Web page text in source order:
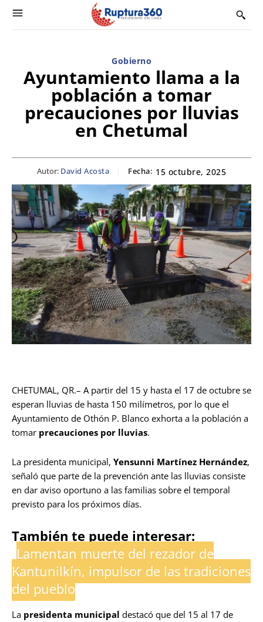
Gobierno
Ayuntamiento llama a la
población a tomar
precauciones por lluvias
en Chetumal
Autor: David Acosta Fecha: 15 octubre, 2025
CHETUMAL, QR.– A partir del 15 y hasta el 17 de octubre se
esperan lluvias de hasta 150 milímetros, por lo que el
Ayuntamiento de Othón P. Blanco exhorta a la población a
tomar precauciones por lluvias.
La presidenta municipal, Yensunni Martínez Hernández,
señaló que parte de la prevención ante las lluvias consiste
en dar aviso oportuno a las familias sobre el temporal
previsto para los próximos días.
También te puede interesar:
Lamentan muerte del rezador de
Kantunilkín, impulsor de las tradiciones
del pueblo
La presidenta municipal destacó que del 15 al 17 de